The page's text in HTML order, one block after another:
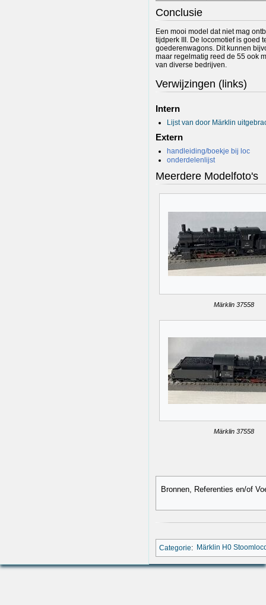
Conclusie
Een mooi model dat niet mag
tijdperk III. De locomotief is goed
goederenwagons. Dit kunnen
maar regelmatig reed de 55 ook
van diverse bedrijven.
Verwijzingen (links)
Intern
Lijst van door Märklin
Extern
handleiding/boekje bij loc
onderdelenlijst
Meerdere Modelfoto's
Märklin 37558
Märklin 37558
Bronnen, Referenties en/of
Categorie: Märklin H0